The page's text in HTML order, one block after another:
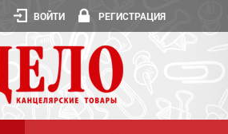
ВОЙТИ РЕГИСТРАЦИЯ